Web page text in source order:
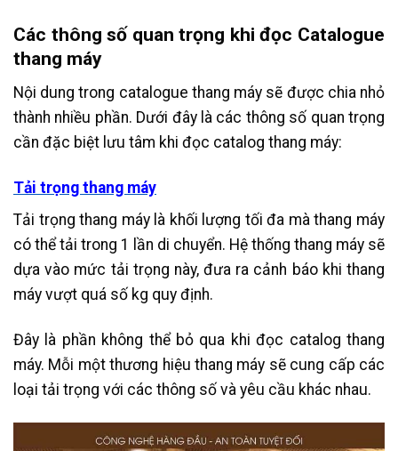
Các thông số quan trọng khi đọc Catalogue
thang máy
Nội dung trong catalogue thang máy sẽ được chia nhỏ
thành nhiều phần. Dưới đây là các thông số quan trọng
cần đặc biệt lưu tâm khi đọc catalog thang máy:
Tải trọng thang máy
Tải trọng thang máy là khối lượng tối đa mà thang máy
có thể tải trong 1 lần di chuyển. Hệ thống thang máy sẽ
dựa vào mức tải trọng này, đưa ra cảnh báo khi thang
máy vượt quá số kg quy định.
Đây là phần không thể bỏ qua khi đọc catalog thang
máy. Mỗi một thương hiệu thang máy sẽ cung cấp các
loại tải trọng với các thông số và yêu cầu khác nhau.